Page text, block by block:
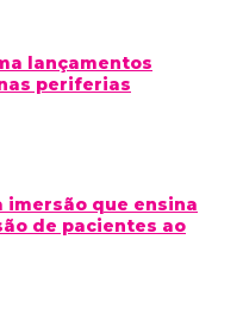
lançamentos
periferias
imersão que ensina
de pacientes ao